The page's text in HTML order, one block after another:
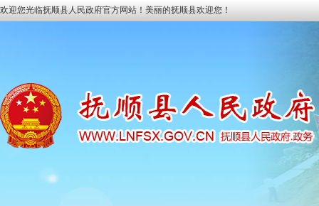
欢迎您光临抚顺县人民政府官方网站！美丽的抚顺县欢迎您！